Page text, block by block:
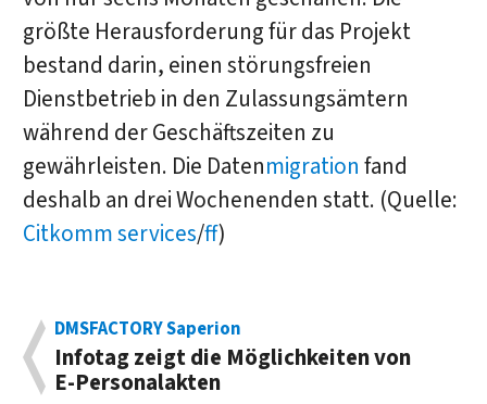
größte Herausforderung für das Projekt
bestand darin, einen störungsfreien
Dienstbetrieb in den Zulassungsämtern
während der Geschäftszeiten zu
gewährleisten. Die Datenmigration fand
deshalb an drei Wochenenden statt. (Quelle:
Citkomm services/ff)
DMSFACTORY Saperion
Infotag zeigt die Möglichkeiten von
E-Personalakten